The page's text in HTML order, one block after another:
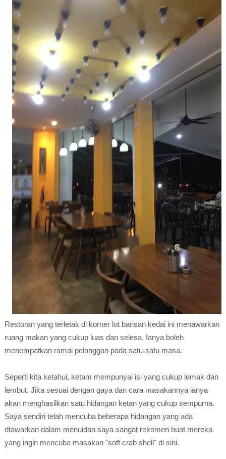
Restoran yang terletak di korner lot barisan kedai ini menawarkan
ruang makan yang cukup luas dan selesa. Ianya boleh
menempatkan ramai pelanggan pada satu-satu masa.
Seperti kita ketahui, ketam mempunyai isi yang cukup lemak dan
lembut. Jika sesuai dengan gaya dan cara masakannya ianya
akan menghasilkan satu hidangan ketan yang cukup sempurna.
Saya sendiri telah mencuba beberapa hidangan yang ada
dtawarkan dalam menuidan saya sangat rekomen buat mereka
yang ingin mencuba masakan "soft crab shell" di sini.